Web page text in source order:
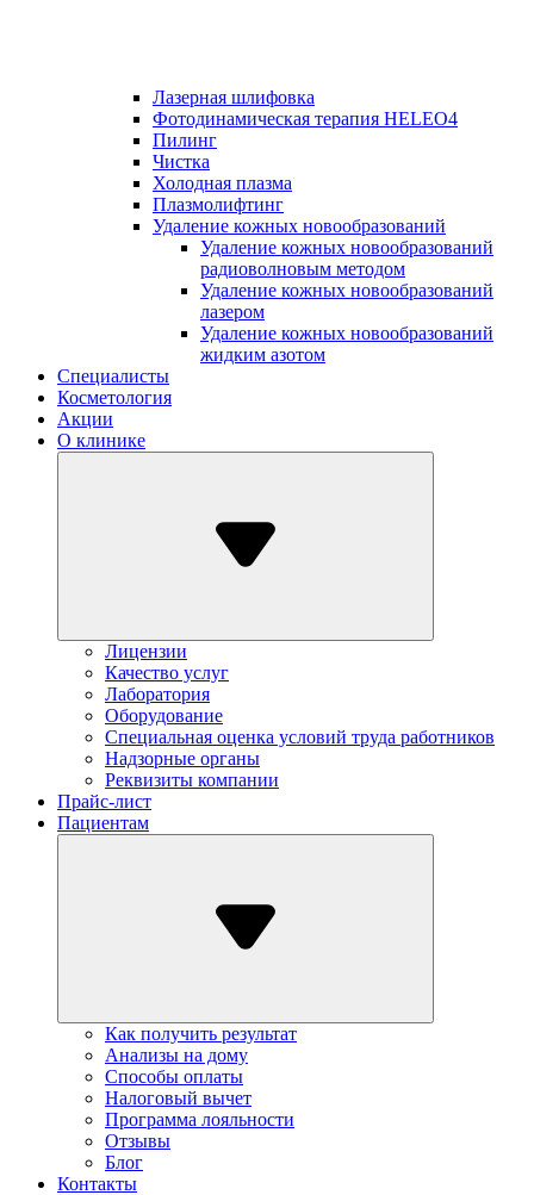
Лазерная шлифовка
Фотодинамическая терапия HELEO4
Пилинг
Чистка
Холодная плазма
Плазмолифтинг
Удаление кожных новообразований
Удаление кожных новообразований
радиоволновым методом
Удаление кожных новообразований
лазером
Удаление кожных новообразований
жидким азотом
Специалисты
Косметология
Акции
О клинике
Лицензии
Качество услуг
Лаборатория
Оборудование
Специальная оценка условий труда работников
Надзорные органы
Реквизиты компании
Прайс-лист
Пациентам
Как получить результат
Анализы на дому
Способы оплаты
Налоговый вычет
Программа лояльности
Отзывы
Блог
Контакты